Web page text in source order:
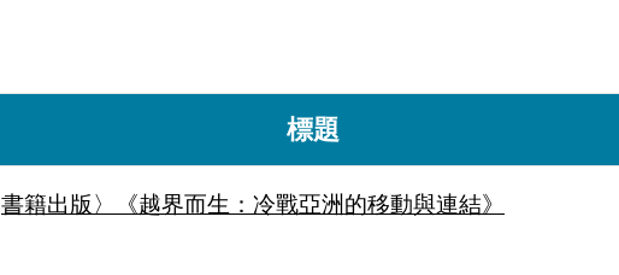
標題
書籍出版〉《越界而生：冷戰亞洲的移動與連結》